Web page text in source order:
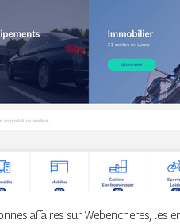
affaires sur Webencheres, les